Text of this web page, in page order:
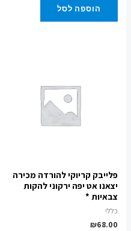
הוספה לסל
פלייבק קריוקי להורדה מכירה
יצאנו אט יפה ירקוני להקות
צבאיות *
כללי
₪68.00